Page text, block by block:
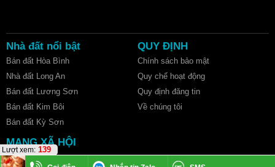
Lượt xem: 139
Nhà đất nổi bật
Bán đất Hòa Bình
Nhà đất Long An
Bán đất Lương Sơn
Bán đất Kim Bôi
Bán đất Kỳ Sơn
QUY ĐỊNH
Chính sách bảo mật
Quy chế hoạt động
Quy định đăng tin
Về chúng tôi
MẠNG XÃ HỘI